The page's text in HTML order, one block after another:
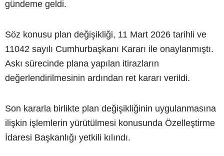
gündeme geldi.
Söz konusu plan değişikliği, 11 Mart 2026 tarihli ve
11042 sayılı Cumhurbaşkanı Kararı ile onaylanmıştı.
Askı sürecinde plana yapılan itirazların
değerlendirilmesinin ardından ret kararı verildi.
Son kararla birlikte plan değişikliğinin uygulanmasına
ilişkin işlemlerin yürütülmesi konusunda Özelleştirme
İdaresi Başkanlığı yetkili kılındı.